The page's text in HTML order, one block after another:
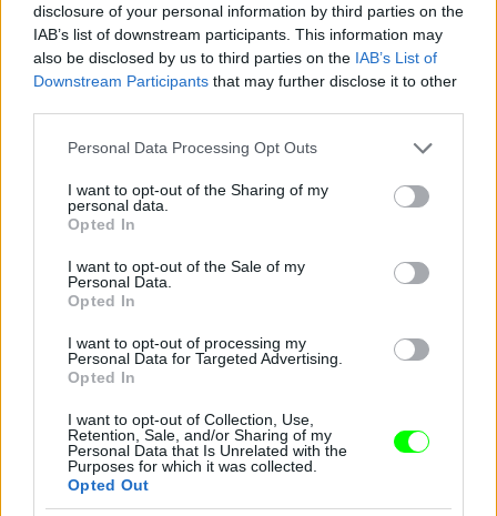
disclosure of your personal information by third parties on the
IAB’s list of downstream participants. This information may
also be disclosed by us to third parties on the IAB’s List of
Downstream Participants that may further disclose it to other
Please note that this website/app uses one or more Google
not limited to your visit or usage behaviour. You may click to
grant or deny consent to Google and its third-party tags to
use your data for below specified purposes in below Google
consent section.
Personal Data Processing Opt Outs
I want to opt-out of the Sharing of my
personal data.
Opted In
I want to opt-out of the Sale of my
Personal Data.
Opted In
I want to opt-out of processing my
Personal Data for Targeted Advertising.
Opted In
I want to opt-out of Collection, Use,
Retention, Sale, and/or Sharing of my
Personal Data that Is Unrelated with the
Purposes for which it was collected.
Opted Out
Jön még kép!
Lola pirosban
Fotó: / Velvet